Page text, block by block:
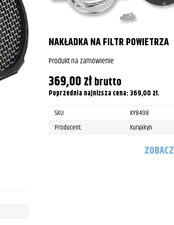
XVS1100 V Star Custom/Midnight
XVS1100 V Star Custom/Midnight
XVS1100 V Star Custom/Midnight
XVS1100 V Star Custom/Midnight
XVS1100 V Star Custom/Midnight
NAKŁADKA NA FILTR POWIETRZA
Produkt na zamówienie
369,00złbrutto
Poprzednia najniższa cena: 369,00 zł.
SKU:
KY8498
Producent:
Kuryakyn
ZOBACZ